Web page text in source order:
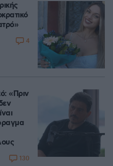
4
«Πριν
130